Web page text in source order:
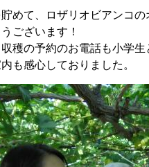
めて、ロザリオビアンコの
ございます！
穫の予約のお電話も小学
も感心しておりました。